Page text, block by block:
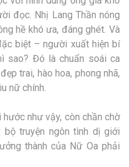
đọc. Nhị Lang Thần nóng
hề khó ưa, đáng ghét. Và
biệt – người xuất hiện bí
sao? Đó là chuẩn soái ca
trai, hào hoa, phong nhã,
nữ chính.
như vậy, còn chần chờ
truyện ngôn tình dị giới
thành của Nữ Oa phải